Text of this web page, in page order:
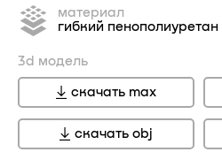
материал
гибкий пенополиуретан
3d модель
скачать max
скачать obj